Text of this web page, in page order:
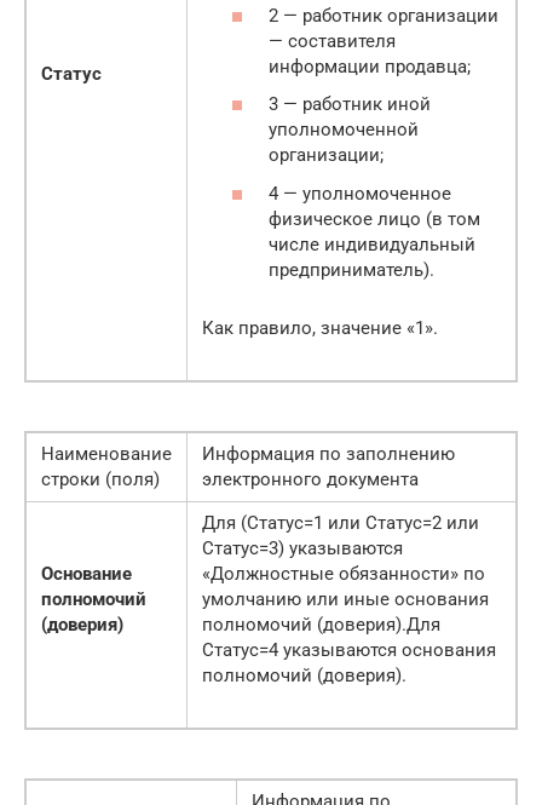
Статус
2 — работник организации
— составителя
информации продавца;
3 — работник иной
уполномоченной
организации;
4 — уполномоченное
физическое лицо (в том
числе индивидуальный
предприниматель).
Как правило, значение «1».
Наименование
строки (поля)
Информация по заполнению
электронного документа
Основание
полномочий
(доверия)
Для (Статус=1 или Статус=2 или
Статус=3) указываются
«Должностные обязанности» по
умолчанию или иные основания
полномочий (доверия).Для
Статус=4 указываются основания
полномочий (доверия).